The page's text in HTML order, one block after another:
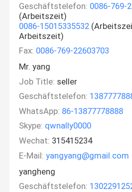
Geschäftstelefon: 0086-769-
(Arbeitszeit)
0086-15015335532
Arbeitszeit)
Fax: 0086-769-22603703
Mr. yang
Job Title: seller
Geschäftstelefon:
WhatsApp: 86-13877778888
Skype: qwnally0000
Wechat: 315415234
E-Mail: yangyang@gmail.com
yangheng
Geschäftstelefon: